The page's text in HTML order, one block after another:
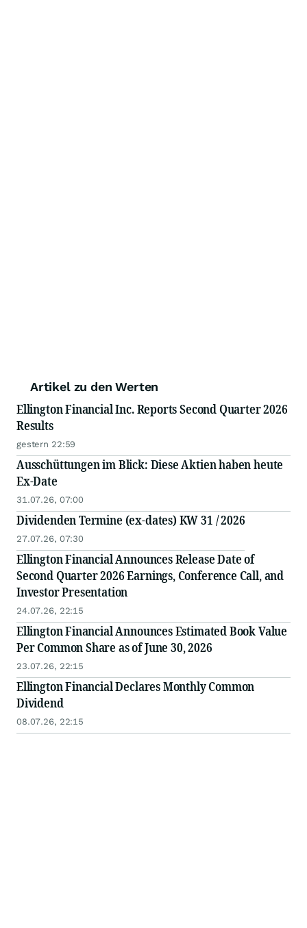
Artikel zu den Werten
Ellington Financial Inc. Reports Second Quarter 2026
Results
gestern 22:59
Ausschüttungen im Blick: Diese Aktien haben heute
Ex-Date
31.07.26, 07:00
Dividenden Termine (ex-dates) KW 31 / 2026
27.07.26, 07:30
Ellington Financial Announces Release Date of
Second Quarter 2026 Earnings, Conference Call, and
Investor Presentation
24.07.26, 22:15
Ellington Financial Announces Estimated Book Value
Per Common Share as of June 30, 2026
23.07.26, 22:15
Ellington Financial Declares Monthly Common
Dividend
08.07.26, 22:15